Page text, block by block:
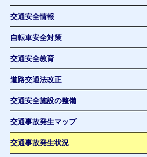
交通安全情報
自転車安全対策
交通安全教育
道路交通法改正
交通安全施設の整備
交通事故発生マップ
交通事故発生状況